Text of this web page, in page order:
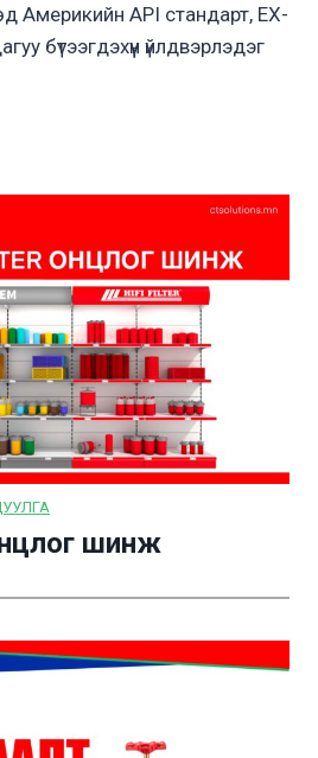
Америкийн API стандарт, ЕХ-
бүтээгдэхүүн үйлдвэрлэдэг
шинж